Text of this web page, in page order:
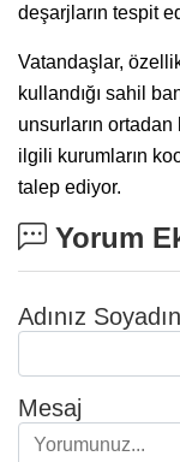
deşarjların tespit
Vatandaşlar,
kullandığı sahil
unsurların ortadan
ilgili kurumların
talep ediyor.
Yorum
Adınız
Mesaj